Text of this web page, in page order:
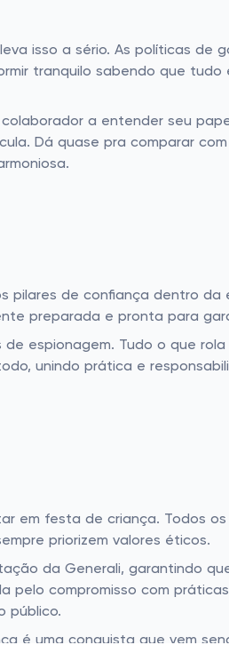
isso a sério. As políticas de
tranquilo sabendo que
a entender seu
Dá quase pra comparar
pilares de confiança dentro da
preparada e pronta para
espionagem. Tudo o que
unindo prática e
em festa de criança. Todos
priorizem valores éticos.
da Generali, garantindo
pelo compromisso com
público.
é uma conquista que vem